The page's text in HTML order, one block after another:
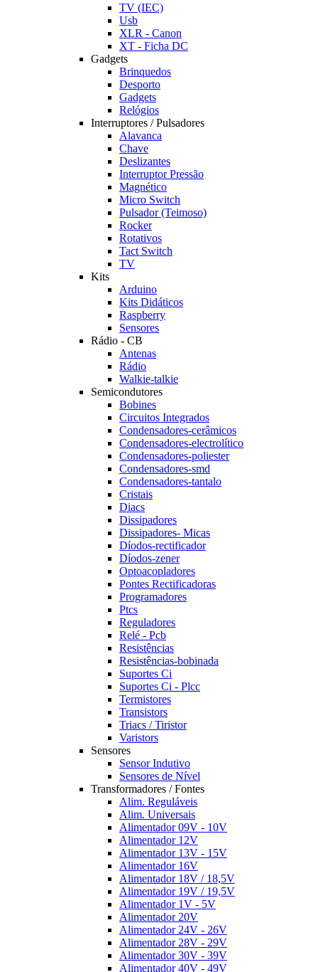
TV (IEC)
Usb
XLR - Canon
XT - Ficha DC
Gadgets
Brinquedos
Desporto
Gadgets
Relógios
Interruptores / Pulsadores
Alavanca
Chave
Deslizantes
Interruptor Pressão
Magnético
Micro Switch
Pulsador (Teimoso)
Rocker
Rotativos
Tact Switch
TV
Kits
Arduino
Kits Didáticos
Raspberry
Sensores
Rádio - CB
Antenas
Rádio
Walkie-talkie
Semicondutores
Bobines
Circuitos Integrados
Condensadores-cerâmicos
Condensadores-electrolítico
Condensadores-poliester
Condensadores-smd
Condensadores-tantalo
Cristais
Diacs
Dissipadores
Dissipadores- Micas
Díodos-rectificador
Díodos-zener
Optoacopladores
Pontes Rectificadoras
Programadores
Ptcs
Reguladores
Relé - Pcb
Resistências
Resistências-bobinada
Suportes Ci
Suportes Ci - Plcc
Termistores
Transistors
Triacs / Tiristor
Varistors
Sensores
Sensor Indutivo
Sensores de Nível
Transformadores / Fontes
Alim. Reguláveis
Alim. Universais
Alimentador 09V - 10V
Alimentador 12V
Alimentador 13V - 15V
Alimentador 16V
Alimentador 18V / 18,5V
Alimentador 19V / 19,5V
Alimentador 1V - 5V
Alimentador 20V
Alimentador 24V - 26V
Alimentador 28V - 29V
Alimentador 30V - 39V
Alimentador 40V - 49V